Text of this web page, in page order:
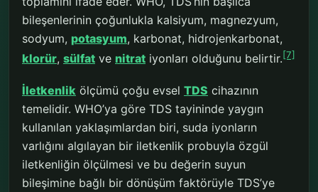
bileşenlerinin çoğunlukla kalsiyum, magnezyum,
sodyum, potasyum, karbonat, hidrojenkarbonat,
klorür, sülfat ve nitrat iyonları olduğunu belirtir.[7]
İletkenlik ölçümü çoğu evsel TDS cihazının
temelidir. WHO’ya göre TDS tayininde yaygın
kullanılan yaklaşımlardan biri, suda iyonların
varlığını algılayan bir iletkenlik probuyla özgül
iletkenliğin ölçülmesi ve bu değerin suyun
bileşimine bağlı bir dönüşüm faktörüyle TDS’ye